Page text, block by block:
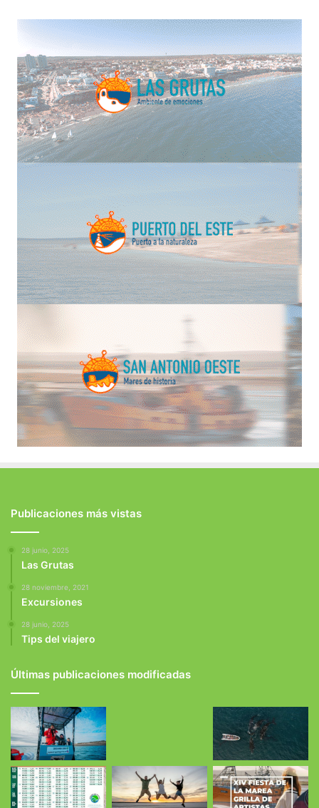
Publicaciones más vistas
28 junio, 2025
Las Grutas
28 noviembre, 2021
Excursiones
28 junio, 2025
Tips del viajero
Últimas publicaciones modificadas